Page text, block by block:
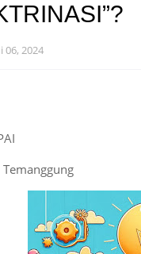
06, 2024